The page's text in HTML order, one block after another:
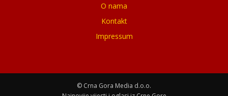
O nama
Kontakt
Impressum
© Crna Gora Media d.o.o.